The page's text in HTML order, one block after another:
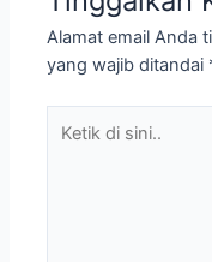
Alamat email Anda
yang wajib ditandai